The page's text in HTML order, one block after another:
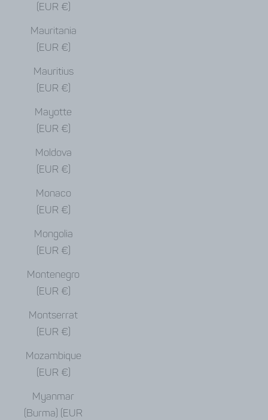
(EUR €)
Mauritania
(EUR €)
Mauritius
(EUR €)
Mayotte
(EUR €)
Moldova
(EUR €)
Monaco
(EUR €)
Mongolia
(EUR €)
Montenegro
(EUR €)
Montserrat
(EUR €)
Mozambique
(EUR €)
Myanmar
(Burma) (EUR